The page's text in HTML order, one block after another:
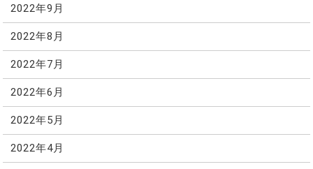
2022年9月
2022年8月
2022年7月
2022年6月
2022年5月
2022年4月